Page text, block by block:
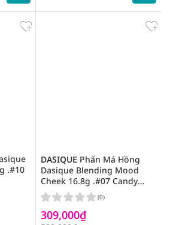
.#10
DASIQUE Phấn Má Hồng
Dasique Blending Mood
Cheek 16.8g .#07 Candy
Berry
309,000₫
(0)